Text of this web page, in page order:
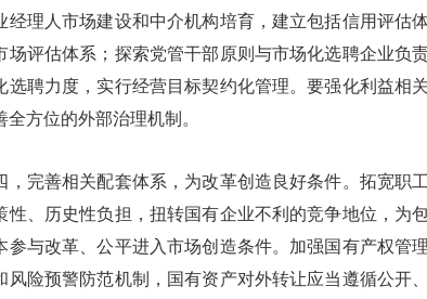
经理人市场建设和中介机构培育，建立包括信用评估
场评估体系；探索党管干部原则与市场化选聘企业负
选聘力度，实行经营目标契约化管理。要强化利益相
全方位的外部治理机制。
完善相关配套体系，为改革创造良好条件。拓宽职
性、历史性负担，扭转国有企业不利的竞争地位，为
参与改革、公平进入市场创造条件。加强国有产权管
风险预警防范机制，国有资产对外转让应当遵循公开